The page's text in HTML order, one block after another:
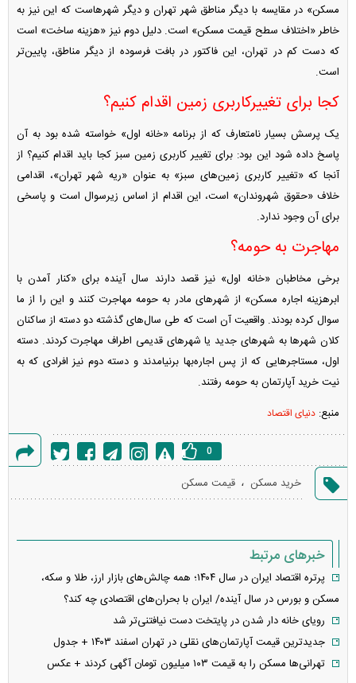
مسکن» در مقایسه با دیگر مناطق شهر تهران و دیگر شهرهاست که این نیز به
خاطر «اختلاف سطح قیمت مسکن» است. دلیل دوم نیز «هزینه ساخت» است
که دست کم در تهران، این فاکتور در بافت فرسوده از دیگر مناطق، پایین‌تر
است.
کجا برای تغییرکاربری زمین اقدام کنیم؟
یک پرسش بسیار نامتعارف که از برنامه «خانه اول» خواسته شده بود به آن
پاسخ داده شود این بود: برای تغییر کاربری زمین سبز کجا باید اقدام کنیم؟ از
آنجا که «تغییر کاربری زمین‌های سبز» به عنوان «ریه شهر تهران»، اقدامی
خلاف «حقوق شهروندان» است، این اقدام از اساس زیرسوال است و پاسخی
برای آن وجود ندارد.
مهاجرت به حومه؟
برخی مخاطبان «خانه اول» نیز قصد دارند سال آینده برای «کنار آمدن با
ابرهزینه اجاره مسکن» از شهر‌های مادر به حومه مهاجرت کنند و این را از ما
سوال کرده بودند. واقعیت آن است که طی سال‌های گذشته دو دسته از ساکنان
کلان شهر‌ها به شهر‌های جدید یا شهر‌های قدیمی اطراف مهاجرت کردند. دسته
اول، مستاجر‌هایی که از پس اجاره‌بها برنیامدند و دسته دوم نیز افرادی که به
نیت خرید آپارتمان به حومه رفتند.
منبع: دنیای اقتصاد
خطا
0
خرید مسکن ، قیمت مسکن
خبرهای مرتبط
پرتره اقتصاد ایران در سال ۱۴۰۴؛ همه چالش‌های بازار ارز، طلا و سکه،
مسکن و بورس در سال آینده/ ایران با بحران‌های اقتصادی چه کند؟
رویای خانه دار شدن در پایتخت دست نیافتنی‌تر شد
جدیدترین قیمت آپارتمان‌های نقلی در تهران اسفند ۱۴۰۳ + جدول
تهرانی‌ها مسکن را به قیمت ۱۰۳ میلیون تومان آگهی کردند + عکس